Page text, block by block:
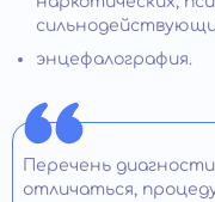
энцефалография.
Перечень
отличаться,